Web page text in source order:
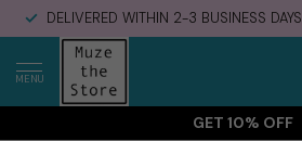
DELIVERED WITHIN 2-3 BUSINESS DAYS
MENU
GET 10% OFF